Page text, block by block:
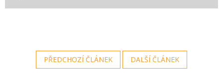
PŘEDCHOZÍ ČLÁNEK DALŠÍ ČLÁNEK